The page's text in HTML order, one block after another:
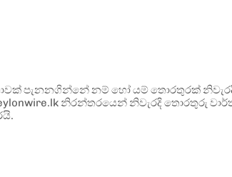
පැනනගින්නේ නම් හෝ යම් තොරතුරක්
නිරන්තරයෙන් නිවැරදි තොරතුරු